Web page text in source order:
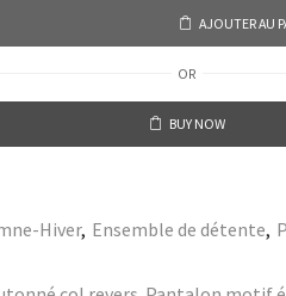
AJOUTER AU
OR
BUY NOW
Hiver, Ensemble de détente,